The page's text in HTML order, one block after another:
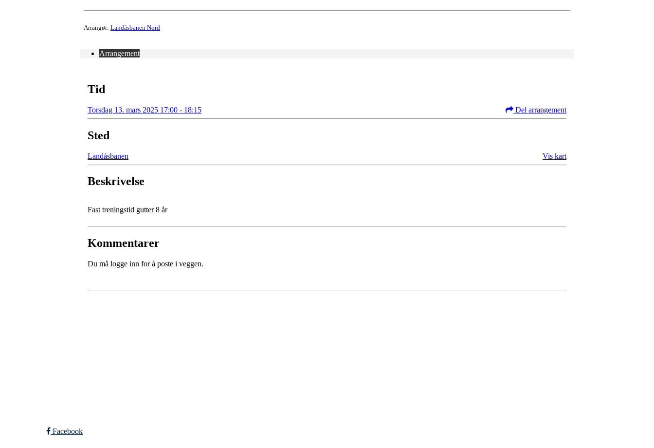
Arrangør: Landåsbanen Nord
Arrangement
Tid
Torsdag 13. mars 2025 17:00 - 18:15 Del arrangement
Sted
Landåsbanen Vis kart
Beskrivelse
Fast treningstid gutter 8 år
Kommentarer
Du må logge inn for å poste i veggen.
Facebook